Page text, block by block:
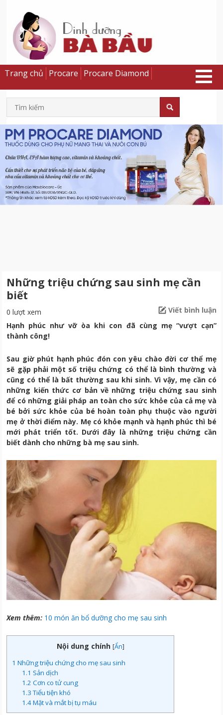
Những triệu chứng sau sinh mẹ cần
biết
0 lượt xem
Viết bình luận
Hạnh phúc như vỡ òa khi con đã cùng mẹ “vượt cạn”
thành công!
Sau giờ phút hạnh phúc đón con yêu chào đời cơ thể mẹ
sẽ gặp phải một số triệu chứng có thể là bình thường và
cũng có thể là bất thường sau khi sinh. Vì vậy, mẹ cần có
những kiến thức cơ bản về những triệu chứng sau sinh
để có những giải pháp an toàn cho sức khỏe của cả mẹ và
bé bởi sức khỏe của bé hoàn toàn phụ thuộc vào người
mẹ ở thời điểm này. Mẹ có khỏe mạnh và hạnh phúc thì bé
mới phát triển tốt. Dưới đây là những triệu chứng cần
biết dành cho những bà mẹ sau sinh.
Xem thêm: 10 món ăn bổ dưỡng cho mẹ sau sinh
Nội dung chính [Ẩn]
1 Những triệu chứng cho mẹ sau sinh
1.1 Sản dịch
1.2 Cơn co tử cung
1.3Tiểu tiện khó
1.4Mặt và mắt bị tụ máu
Trang chủ Procare Procare Diamond